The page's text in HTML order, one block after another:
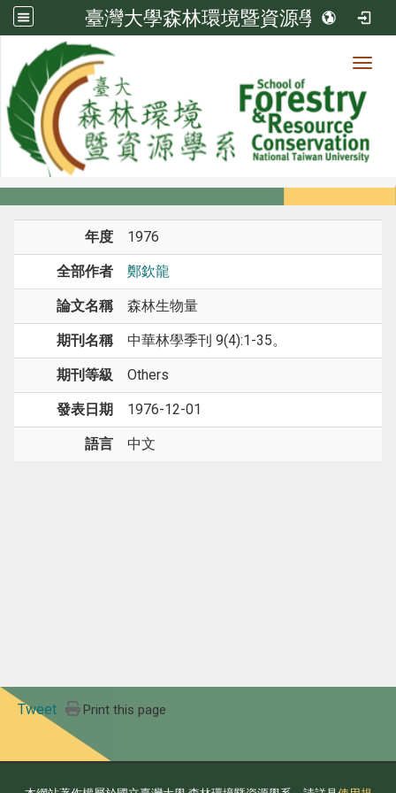
臺灣大學森林環境暨資源學系
系所成員
系所成員
年度 1976
全部作者 鄭欽龍
論文名稱 森林生物量
期刊名稱 中華林學季刊 9(4):1-35。
期刊等級 Others
發表日期 1976-12-01
語言 中文
Tweet Print this page